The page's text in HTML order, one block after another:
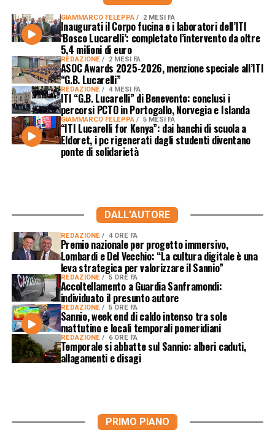
GIAMMARCO FELEPPA 2 MESI FA
Inaugurati il Corpo fucina e i laboratori dell’ITI
‘Bosco Lucarelli’: completato l’intervento da oltre
5,4 milioni di euro
REDAZIONE 2 MESI FA
ASOC Awards 2025-2026, menzione speciale all’ITI
“G.B. Lucarelli”
REDAZIONE 4 MESI FA
ITI “G.B. Lucarelli” di Benevento: conclusi i
percorsi PCTO in Portogallo, Norvegia e Islanda
GIAMMARCO FELEPPA 5 MESI FA
“ITI Lucarelli for Kenya”: dai banchi di scuola a
Eldoret, i pc rigenerati dagli studenti diventano
ponte di solidarietà
DALL'AUTORE
REDAZIONE 4 ORE FA
Premio nazionale per progetto immersivo,
Lombardi e Del Vecchio: “La cultura digitale è una
leva strategica per valorizzare il Sannio”
REDAZIONE 5 ORE FA
Accoltellamento a Guardia Sanframondi:
individuato il presunto autore
REDAZIONE 5 ORE FA
Sannio, week end di caldo intenso tra sole
mattutino e locali temporali pomeridiani
REDAZIONE 6 ORE FA
Temporale si abbatte sul Sannio: alberi caduti,
allagamenti e disagi
PRIMO PIANO